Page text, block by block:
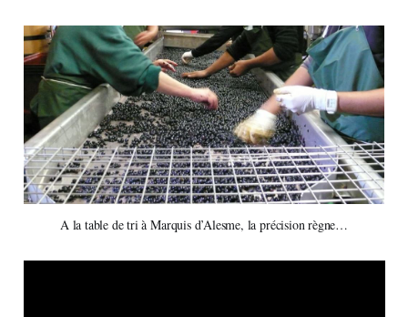
A la table de tri à Marquis d’Alesme, la précision règne…